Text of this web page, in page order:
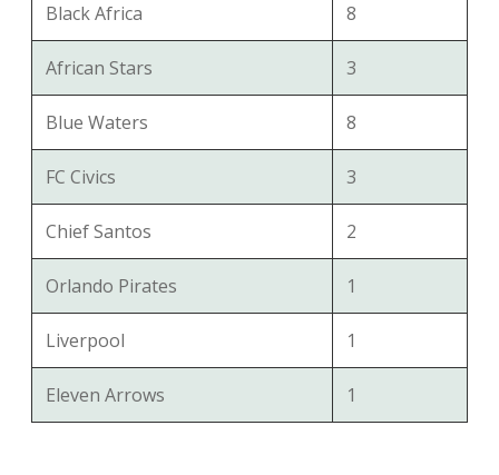
Black Africa 8
African Stars 3
Blue Waters 8
FC Civics 3
Chief Santos 2
Orlando Pirates 1
Liverpool 1
Eleven Arrows 1